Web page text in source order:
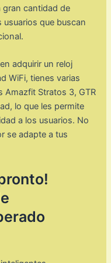
gran cantidad de
que buscan
adquirir un reloj
WiFi, tienes varias
Stratos 3, GTR
lo que les permite
a los usuarios. No
se adapte a tus